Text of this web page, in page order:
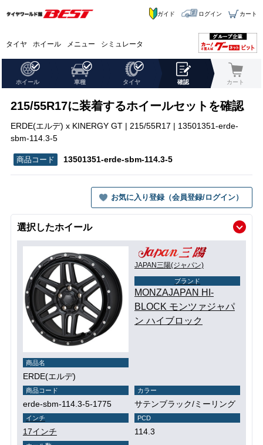
タイヤ ホイール メニュー シミュレータ
ガイド ログイン カート
ホイール 車種 タイヤ 確認 カート
215/55R17に装着するホイールセットを確認
ERDE(エルデ) x KINERGY GT | 215/55R17 | 13501351-erde-
sbm-114.3-5
13501351-erde-sbm-114.3-5
お気に入り登録（会員登録/ログイン）
選択したホイール
JAPAN三陽(ジャパン)
ブランド
MONZAJAPAN HI-
BLOCK モンツァジャパ
ン ハイブロック
商品名
ERDE(エルデ)
商品コード
erde-sbm-114.3-5-1775
カラー
サテンブラック/ミーリング
インチ
17インチ
PCD
114.3